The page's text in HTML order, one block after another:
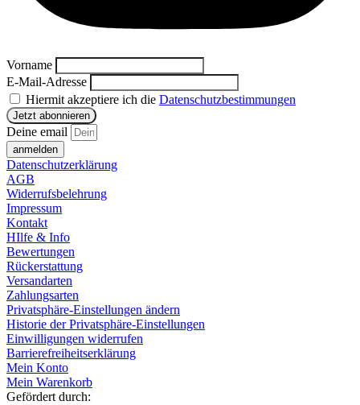
Vorname
E-Mail-Adresse
Hiermit akzeptiere ich die Datenschutzbestimmungen
Deine email
anmelden
Datenschutzerklärung
AGB
Widerrufsbelehrung
Impressum
Kontakt
HIlfe & Info
Bewertungen
Rückerstattung
Versandarten
Zahlungsarten
Privatsphäre-Einstellungen ändern
Historie der Privatsphäre-Einstellungen
Einwilligungen widerrufen
Barrierefreiheitserklärung
Mein Konto
Mein Warenkorb
Gefördert durch: